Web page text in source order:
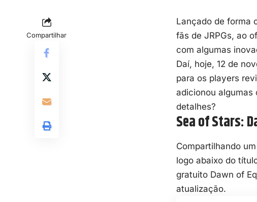
Compartilhar
Lançado de forma
fãs de JRPGs, ao
com algumas
Daí, hoje, 12 de
para os players
adicionou
detalhes?
Sea of Stars:
Compartilhando
logo abaixo do
gratuito Dawn of
atualização.